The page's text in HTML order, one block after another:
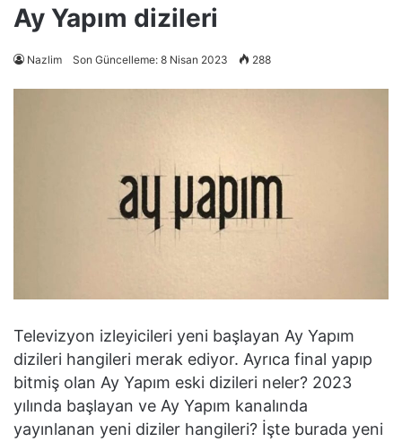
Ay Yapım dizileri
Nazlim Son Güncelleme: 8 Nisan 2023 288
Televizyon izleyicileri yeni başlayan Ay Yapım
dizileri hangileri merak ediyor. Ayrıca final yapıp
bitmiş olan Ay Yapım eski dizileri neler? 2023
yılında başlayan ve Ay Yapım kanalında
yayınlanan yeni diziler hangileri? İşte burada yeni